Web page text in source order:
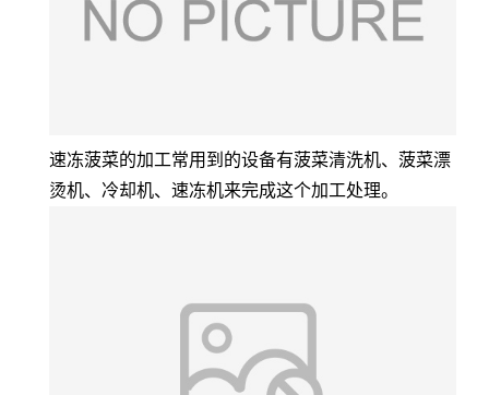
速冻菠菜的加工常用到的设备有菠菜清洗机、菠菜漂
烫机、冷却机、速冻机来完成这个加工处理。